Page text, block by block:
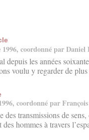
1996, coordonné par Daniel
depuis les années
voulu y regarder de
coordonné par
transmissions de
des hommes à travers